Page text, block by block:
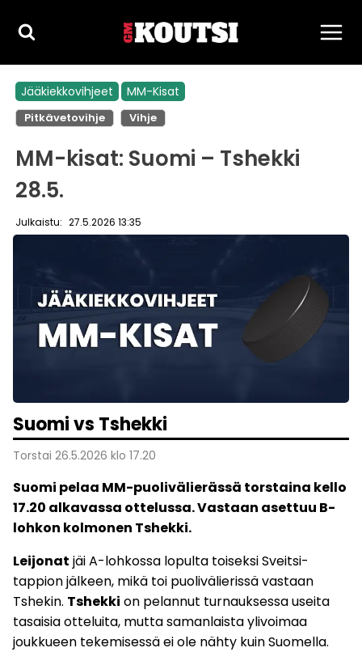
sisältöön
Jääkiekkovihjeet MM-Kisat
Pitkävetovihje Vihje
MM-kisat: Suomi – Tshekki
28.5.
Julkaistu: 27.5.2026 13:35
Suomi vs Tshekki
Torstai 26.5.2026 klo 17.20
Suomi pelaa MM-puolivälierässä torstaina kello
17.20 alkavassa ottelussa. Vastaan asettuu B-
lohkon kolmonen Tshekki.
Leijonat jäi A-lohkossa lopulta toiseksi Sveitsi-
tappion jälkeen, mikä toi puolivälierissä vastaan
Tshekin. Tshekki on pelannut turnauksessa useita
tasaisia otteluita, mutta samanlaista ylivoimaa
joukkueen tekemisessä ei ole nähty kuin Suomella.